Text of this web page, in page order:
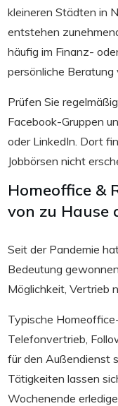
kleineren Städten in
entstehen
häufig im Finanz-
persönliche
Prüfen Sie
Facebook-Gruppen
oder LinkedIn. Dort
Jobbörsen nicht
Homeoffice &
von zu Hause
Seit der Pandemie
Bedeutung
Möglichkeit, Vertrieb
Typische
Telefonvertrieb,
für den Außendienst
Tätigkeiten lassen
Wochenende